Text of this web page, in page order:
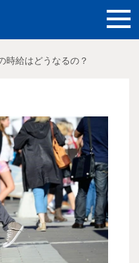
問
時給はどうなるの？